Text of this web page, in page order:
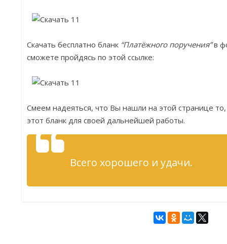
Скачать бесплатно бланк “Платёжного поручения”в
сможете пройдясь по этой ссылке:
Смеем надеяться, что Вы нашли на этой странице
этот бланк для своей дальнейшей работы.
Всего хорошего и удачи.